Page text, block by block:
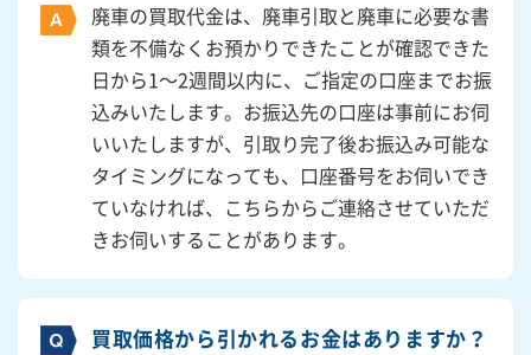
廃車の買取代金は、廃車引取と廃車に必要な書
類を不備なくお預かりできたことが確認できた
日から1～2週間以内に、ご指定の口座までお振
込みいたします。お振込先の口座は事前にお伺
いいたしますが、引取り完了後お振込み可能な
タイミングになっても、口座番号をお伺いでき
ていなければ、こちらからご連絡させていただ
きお伺いすることがあります。
買取価格から引かれるお金はありますか？